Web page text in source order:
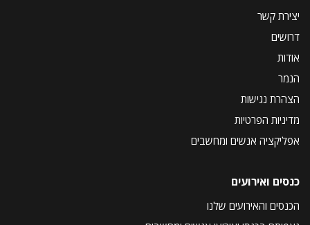
יצירת קשר
דרושים
אודות
הנמר
הצהרת נגישות
מדיניות הפרטיות
אפליקציה אנשים ומחשבים
כנסים ואירועים
הכנסים והאירועים שלנו